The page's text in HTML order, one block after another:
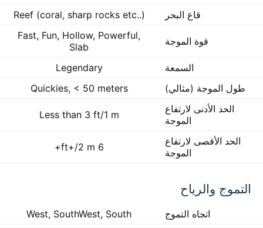
قاع البحر
Reef (coral, sharp rocks etc..)
قوة الموجة
Fast, Fun, Hollow, Powerful,
Slab
السمعة
Legendary
طول الموجة (مثالي)
Quickies, < 50 meters
الحد الأدنى لارتفاع
الموجة
Less than 3 ft/1 m
الحد الأقصى لارتفاع
الموجة
6 ft+/2 m+
التموج والرياح
اتجاه التموج
West, SouthWest, South